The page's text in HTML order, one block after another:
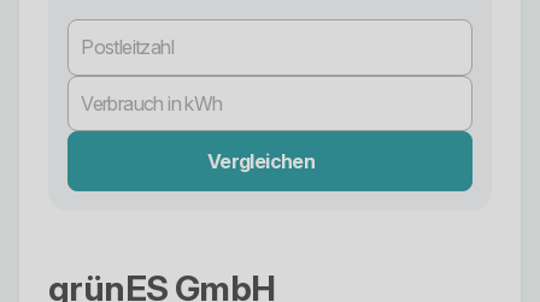
Vergleichen
grünES GmbH